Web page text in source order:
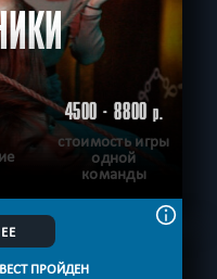
4500 - 8800р.
стоимость игры
одной
команды
ПРОЙДЕН